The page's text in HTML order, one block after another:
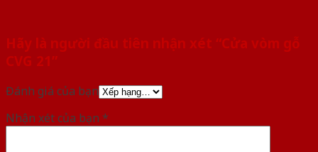
Hãy là người đầu tiên nhận xét “Cửa vòm gỗ
CVG 21”
Đánh giá của bạn
Nhận xét của bạn *